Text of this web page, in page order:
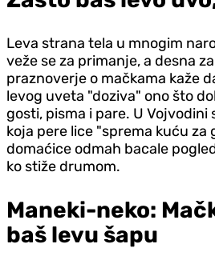
Leva strana tela u mnogim
veže se za primanje, a desna
praznoverje o mačkama kaže
levog uveta "doziva" ono što
gosti, pisma i pare. U Vojvodini
koja pere lice "sprema kuću za
domaćice odmah bacale
ko stiže drumom.
Maneki-neko:
baš levu šapu